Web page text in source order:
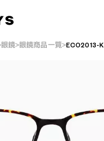
眼鏡 眼鏡商品一覽 ECO2013-K